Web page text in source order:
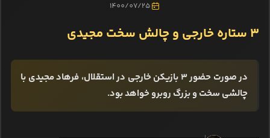
1400/07/25
3 ستاره خارجی و چالش سخت مجیدی
در صورت حضور 3 بازیکن خارجی در استقلال، فرهاد مجیدی با
چالشی سخت و بزرگ روبرو خواهد بود.